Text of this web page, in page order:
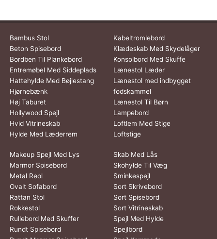
Bambus Stol
Beton Spisebord
Bordben Til Plankebord
Entremøbel Med Siddeplads
Hattehylde Med Bøjlestang
Hjørnebænk
Høj Taburet
Hollywood Spejl
Hvid Vitrineskab
Hylde Med Læderrem
Kabeltromlebord
Klædeskab Med Skydelåger
Konsolbord Med Skuffe
Lænestol Læder
Lænestol med indbygget
fodskammel
Lænestol Til Børn
Lampebord
Loftlem Med Stige
Loftstige
Makeup Spejl Med Lys
Marmor Spisebord
Metal Reol
Ovalt Sofabord
Rattan Stol
Rokkestol
Rullebord Med Skuffer
Rundt Spisebord
Skab Med Lås
Skohylde Til Væg
Sminkespejl
Sort Skrivebord
Sort Spisebord
Sort Vitrineskab
Spejl Med Hylde
Spejlbord